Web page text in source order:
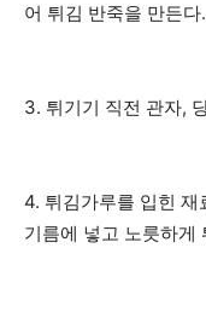
어 튀김 반죽을 만든다.
3. 튀기기 직전 관자,
4. 튀김가루를 입힌
기름에 넣고 노릇하게